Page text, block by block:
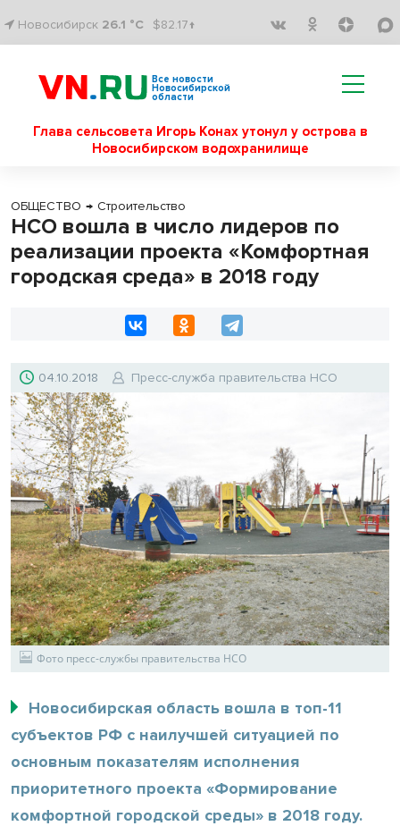
Новосибирск 26.1 °C $82.17↑
Все новости
Новосибирской
области
Глава сельсовета Игорь Конах утонул у острова в
Новосибирском водохранилище
ОБЩЕСТВО → Строительство
НСО вошла в число лидеров по
реализации проекта «Комфортная
городская среда» в 2018 году
04.10.2018 Пресс-служба правительства НСО
Фото пресс-службы правительства НСО
Новосибирская область вошла в топ-11
субъектов РФ с наилучшей ситуацией по
основным показателям исполнения
приоритетного проекта «Формирование
комфортной городской среды» в 2018 году.